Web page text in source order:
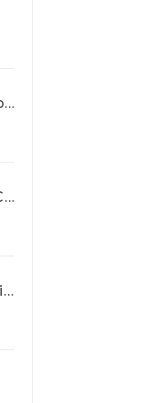
Operador de Suporte Operacional
Analista de Compras e Contratos (Banca)
CET de Técnico/a Especialista em Comércio Internacional (Nível 5)